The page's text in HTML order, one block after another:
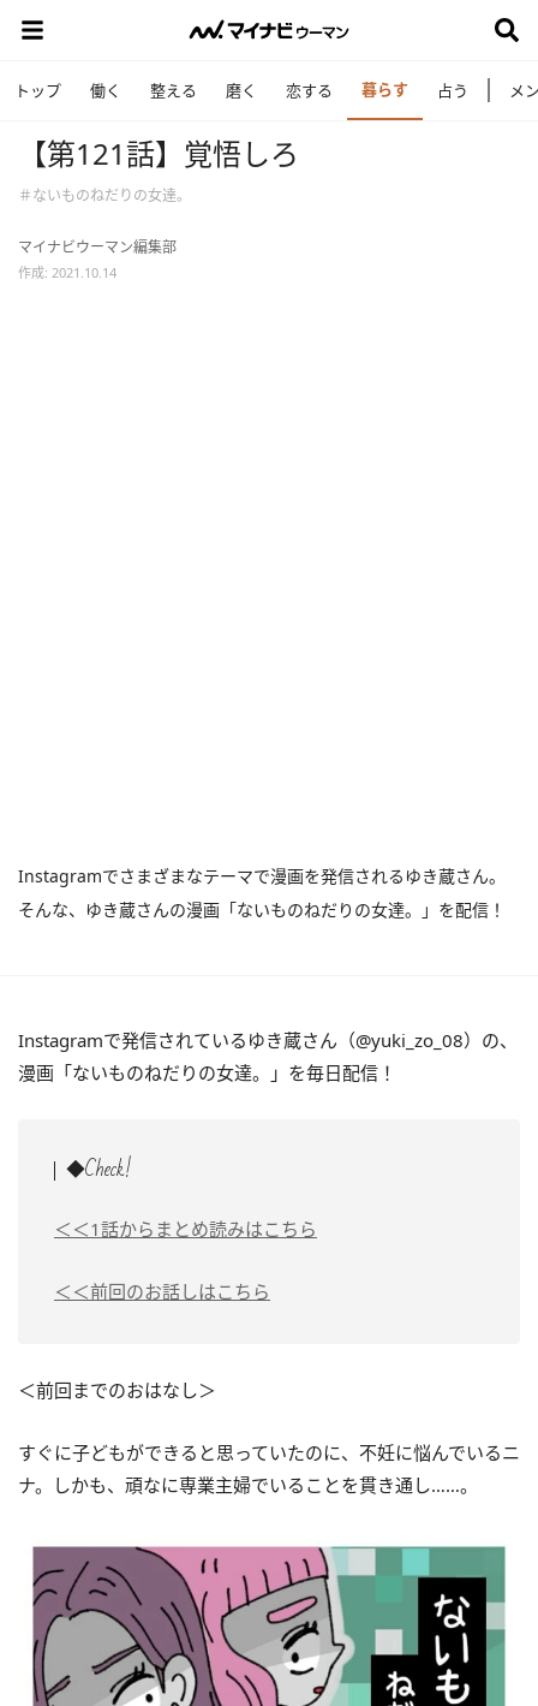
トップ 働く 整える 磨く 恋する 暮らす 占う メ
【第121話】覚悟しろ
＃ないものねだりの女達。
マイナビウーマン編集部
作成: 2021.10.14
Instagramでさまざまなテーマで漫画を発信されるゆき蔵さん。
そんな、ゆき蔵さんの漫画「ないものねだりの女達。」を配信！
Instagramで発信されているゆき蔵さん（@yuki_zo_08）の、
漫画「ないものねだりの女達。」を毎日配信！
◆Check!
＜＜1話からまとめ読みはこちら
＜＜前回のお話しはこちら
＜前回までのおはなし＞
すぐに子どもができると思っていたのに、不妊に悩んでいるニ
ナ。しかも、頑なに専業主婦でいることを貫き通し……。